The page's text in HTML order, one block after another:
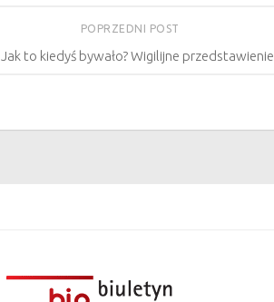
POPRZEDNI POST
Jak to kiedyś bywało? Wigilijne